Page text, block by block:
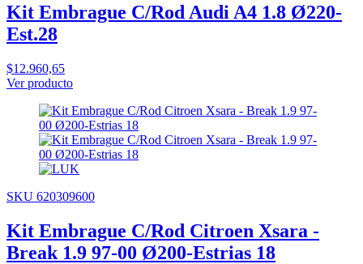
Kit Embrague C/Rod Audi A4 1.8 Ø220-
Est.28
$12.960,65
Ver producto
SKU 620309600
Kit Embrague C/Rod Citroen Xsara -
Break 1.9 97-00 Ø200-Estrias 18